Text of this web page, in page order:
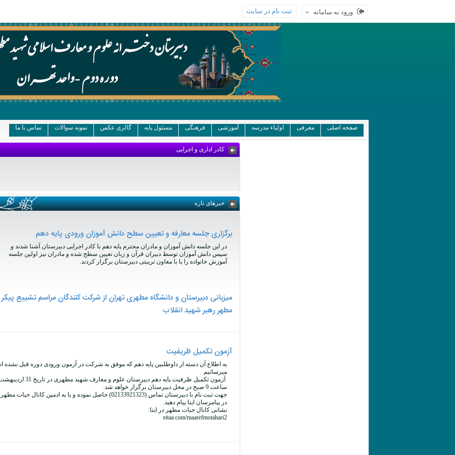
ورود به سامانه ثبت نام در سایت
صفحه اصلی معرفی اولیاء مدرسه آموزشی فرهنگی مسئول پایه گالری عکس نمونه سوالات تماس با ما
کادر اداری و اجرایی
خبرهای تازه
برگزاری جلسه معارفه و تعیین سطح دانش آموزان ورودی پایه دهم
در این جلسه دانش آموزان و مادران محترم پایه دهم با کادر اجرایی دبیرستان آشنا شدند و
سپس دانش آموزان توسط دبیران قرآن و زبان تعیین سطح شده و مادران نیز اولین جلسه
آموزش خانواده را با با معاون تربیتی دبیرستان برگزار کردند.
میزبانی دبیرستان و دانشگاه مطهری تهران از شرکت کنندگان مراسم تشییع پیکر
مطهر رهبر شهید انقلاب
آزمون تکمیل ظریفیت
به اطلاع آن دسته ار داوطلبین پایه دهم که موفق به شرکت در آزمون ورودی دوره قبل نشده
میرسانیم
آزمون تکمیل ظرفیت پایه دهم دبیرستان علوم و معارف شهید مطهری در تاریخ 31
ساعت 9 صبح در محل دبیرستان برگزار خواهد شد.
جهت ثبت نام با دبیرستان تماس (02133921323) حاصل نموده و یا به ادمین کانال حیات مطهر
در پیامرسان ایتا پیام دهید.
نشانی کانال حیات مطهر در ایتا:
eitaa.com/maarefmotahari2